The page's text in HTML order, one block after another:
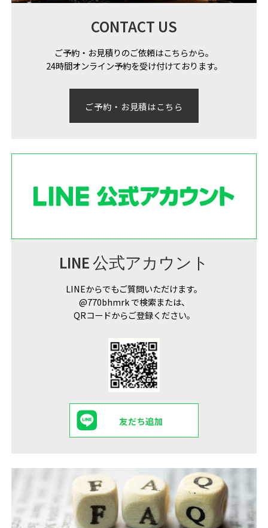
CONTACT US
ご予約・お見積りのご依頼はこちらから。
24時間オンライン予約を受け付けております。
ご予約・お見積はこちら
LINE 公式アカウント
LINEからでもご質問いただけます。
@770bhmrk で検索または、
QRコードからご登録ください。
友だち追加